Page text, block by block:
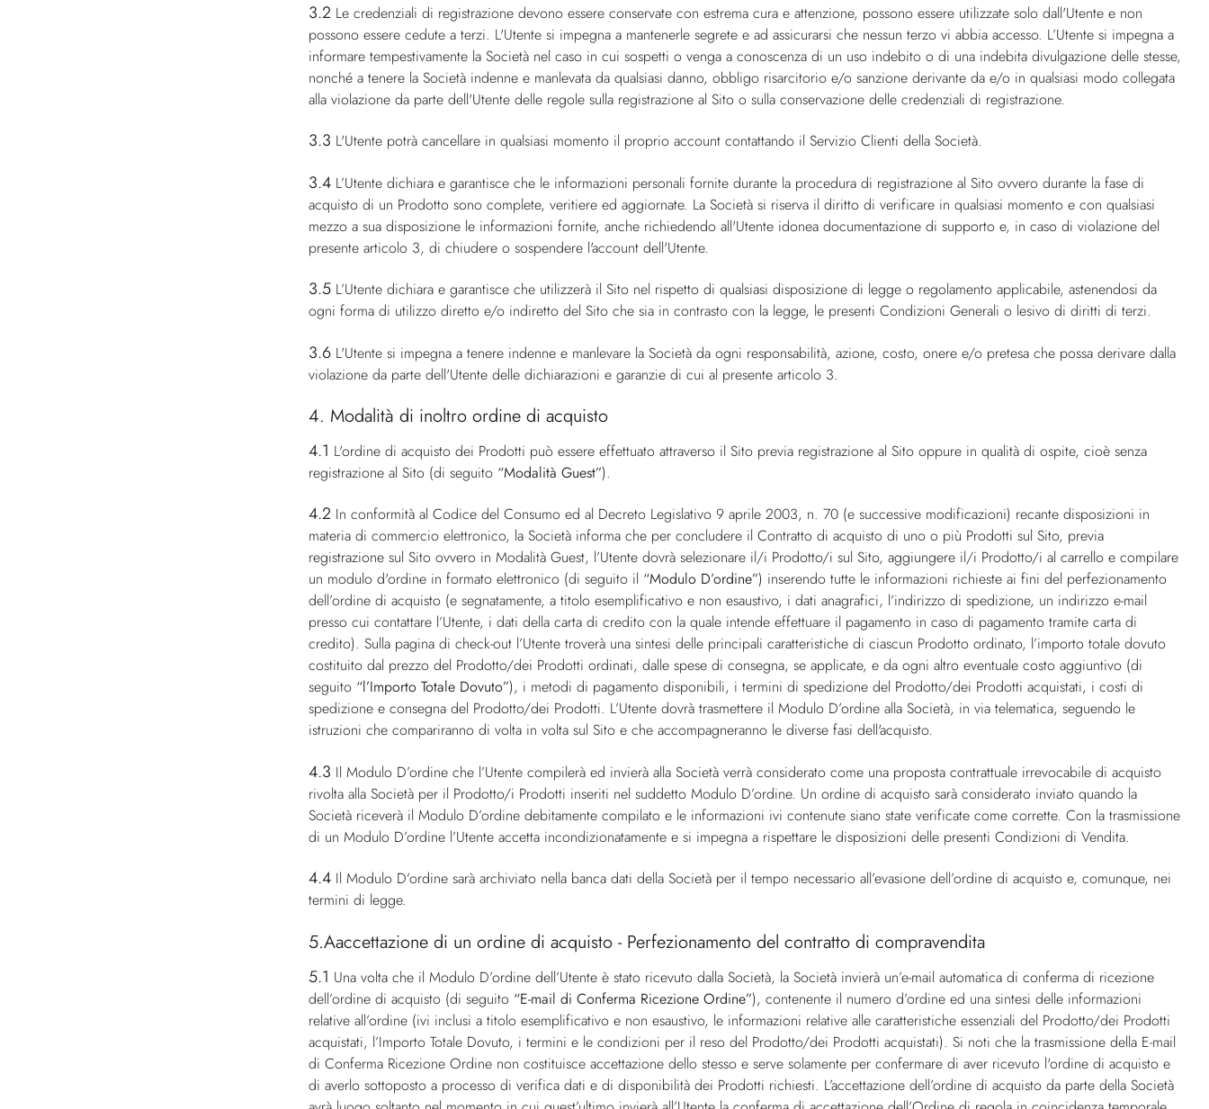
3.2 Le credenziali di registrazione devono essere conservate con estrema cura e attenzione, possono essere utilizzate solo dall'Utente e non
possono essere cedute a terzi. L'Utente si impegna a mantenerle segrete e ad assicurarsi che nessun terzo vi abbia accesso. L’Utente si impegna a
informare tempestivamente la Società nel caso in cui sospetti o venga a conoscenza di un uso indebito o di una indebita divulgazione delle stesse,
nonché a tenere la Società indenne e manlevata da qualsiasi danno, obbligo risarcitorio e/o sanzione derivante da e/o in qualsiasi modo collegata
alla violazione da parte dell'Utente delle regole sulla registrazione al Sito o sulla conservazione delle credenziali di registrazione.
3.3 L'Utente potrà cancellare in qualsiasi momento il proprio account contattando il Servizio Clienti della Società.
3.4 L’Utente dichiara e garantisce che le informazioni personali fornite durante la procedura di registrazione al Sito ovvero durante la fase di
acquisto di un Prodotto sono complete, veritiere ed aggiornate. La Società si riserva il diritto di verificare in qualsiasi momento e con qualsiasi
mezzo a sua disposizione le informazioni fornite, anche richiedendo all'Utente idonea documentazione di supporto e, in caso di violazione del
presente articolo 3, di chiudere o sospendere l'account dell'Utente.
3.5 L’Utente dichiara e garantisce che utilizzerà il Sito nel rispetto di qualsiasi disposizione di legge o regolamento applicabile, astenendosi da
ogni forma di utilizzo diretto e/o indiretto del Sito che sia in contrasto con la legge, le presenti Condizioni Generali o lesivo di diritti di terzi.
3.6 L'Utente si impegna a tenere indenne e manlevare la Società da ogni responsabilità, azione, costo, onere e/o pretesa che possa derivare dalla
violazione da parte dell'Utente delle dichiarazioni e garanzie di cui al presente articolo 3.
4. Modalità di inoltro ordine di acquisto
4.1 L'ordine di acquisto dei Prodotti può essere effettuato attraverso il Sito previa registrazione al Sito oppure in qualità di ospite, cioè senza
registrazione al Sito (di seguito “Modalità Guest”).
4.2 In conformità al Codice del Consumo ed al Decreto Legislativo 9 aprile 2003, n. 70 (e successive modificazioni) recante disposizioni in
materia di commercio elettronico, la Società informa che per concludere il Contratto di acquisto di uno o più Prodotti sul Sito, previa
registrazione sul Sito ovvero in Modalità Guest, l’Utente dovrà selezionare il/i Prodotto/i sul Sito, aggiungere il/i Prodotto/i al carrello e compilare
un modulo d'ordine in formato elettronico (di seguito il “Modulo D’ordine”) inserendo tutte le informazioni richieste ai fini del perfezionamento
dell’ordine di acquisto (e segnatamente, a titolo esemplificativo e non esaustivo, i dati anagrafici, l’indirizzo di spedizione, un indirizzo e-mail
presso cui contattare l’Utente, i dati della carta di credito con la quale intende effettuare il pagamento in caso di pagamento tramite carta di
credito). Sulla pagina di check-out l’Utente troverà una sintesi delle principali caratteristiche di ciascun Prodotto ordinato, l’importo totale dovuto
costituito dal prezzo del Prodotto/dei Prodotti ordinati, dalle spese di consegna, se applicate, e da ogni altro eventuale costo aggiuntivo (di
seguito “l’Importo Totale Dovuto”), i metodi di pagamento disponibili, i termini di spedizione del Prodotto/dei Prodotti acquistati, i costi di
spedizione e consegna del Prodotto/dei Prodotti. L’Utente dovrà trasmettere il Modulo D’ordine alla Società, in via telematica, seguendo le
istruzioni che compariranno di volta in volta sul Sito e che accompagneranno le diverse fasi dell'acquisto.
4.3 Il Modulo D’ordine che l’Utente compilerà ed invierà alla Società verrà considerato come una proposta contrattuale irrevocabile di acquisto
rivolta alla Società per il Prodotto/i Prodotti inseriti nel suddetto Modulo D’ordine. Un ordine di acquisto sarà considerato inviato quando la
Società riceverà il Modulo D’ordine debitamente compilato e le informazioni ivi contenute siano state verificate come corrette. Con la trasmissione
di un Modulo D’ordine l’Utente accetta incondizionatamente e si impegna a rispettare le disposizioni delle presenti Condizioni di Vendita.
4.4 Il Modulo D’ordine sarà archiviato nella banca dati della Società per il tempo necessario all’evasione dell’ordine di acquisto e, comunque, nei
termini di legge.
5.Aaccettazione di un ordine di acquisto - Perfezionamento del contratto di compravendita
5.1 Una volta che il Modulo D’ordine dell’Utente è stato ricevuto dalla Società, la Società invierà un’e-mail automatica di conferma di ricezione
dell’ordine di acquisto (di seguito “E-mail di Conferma Ricezione Ordine”), contenente il numero d’ordine ed una sintesi delle informazioni
relative all’ordine (ivi inclusi a titolo esemplificativo e non esaustivo, le informazioni relative alle caratteristiche essenziali del Prodotto/dei Prodotti
acquistati, l’Importo Totale Dovuto, i termini e le condizioni per il reso del Prodotto/dei Prodotti acquistati). Si noti che la trasmissione della E-mail
di Conferma Ricezione Ordine non costituisce accettazione dello stesso e serve solamente per confermare di aver ricevuto l'ordine di acquisto e
di averlo sottoposto a processo di verifica dati e di disponibilità dei Prodotti richiesti. L’accettazione dell’ordine di acquisto da parte della Società